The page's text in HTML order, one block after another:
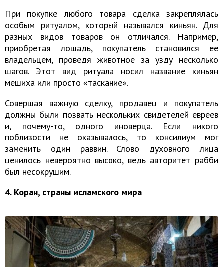
При покупке любого товара сделка закреплялась
особым ритуалом, который назывался киньян. Для
разных видов товаров он отличался. Например,
приобретая лошадь, покупатель становился ее
владельцем, проведя животное за узду несколько
шагов. Этот вид ритуала носил название киньян
мешиха или просто «таскание».
Совершая важную сделку, продавец и покупатель
должны были позвать нескольких свидетелей евреев
и, почему-то, одного иноверца. Если никого
поблизости не оказывалось, то консилиум мог
заменить один раввин. Слово духовного лица
ценилось невероятно высоко, ведь авторитет рабби
был несокрушим.
4. Коран, страны исламского мира